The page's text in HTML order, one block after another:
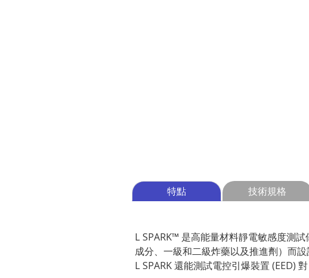
特點 技術規格
L SPARK™ 是高能量材料靜電敏感度測
成分、一級和二級炸藥以及推進劑）而設
L SPARK 還能測試電控引爆裝置 (EED)